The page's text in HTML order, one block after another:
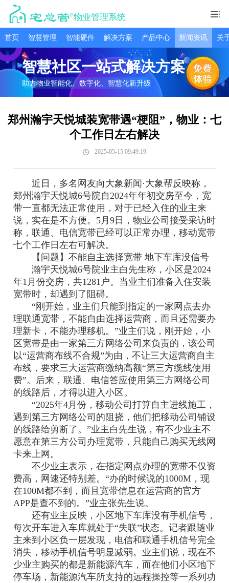
物业管理系统
首页 智慧管理 智能硬件 解决方案 产品中心 新闻资讯 关
智慧社区一站式解决方案
助力物业智能化、数字化、智慧化新升级
郑州瀚宇天悦城装宽带遇“梗阻”，物业：七
个工作日左右解决
2025-05-15 09:49:19
近日，多名网友向大象新闻·大象帮反映称，
郑州瀚宇天悦城6号院自2024年年初交房至今，宽
带一直都无法正常使用，对于已经入住的业主来
说，实在是不方便。5月9日，物业公司接受采访时
称，联通、电信宽带已经可以正常办理，移动宽带
七个工作日左右可解决。
【问题】不能自主选择宽带 地下车库没信号
瀚宇天悦城6号院业主白先生称，小区是2024
年1月份交房，共1281户。当业主们准备入住安装
宽带时，却遇到了阻碍。
“刚开始，业主们只能到指定的一家网点去办
理联通宽带，不能自由选择运营商，而且还需要办
理新卡，不能办理移机。”业主们说，刚开始，小
区宽带是由一家第三方网络公司来负责的，该公司
以“运营商布线不合规”为由，不让三大运营商自主
布线，要求三大运营商缴纳高额“第三方缆线使用
费”。后来，联通、电信答应使用第三方网络公司
的线路后，才得以进入小区。
“2025年4月份，移动公司打算自主进线施工，
遇到第三方网络公司的阻挠，他们把移动公司铺设
的线路给剪断了。”业主白先生说，有不少业主不
愿意在第三方公司办理宽带，只能自己购买无线网
卡来上网。
不少业主表示，在指定网点办理的宽带不仅资
费高，网速还特别差。“办的时候说的1000M，现
在100M都不到，而且宽带信息在运营商的官方
APP是查不到的。”业主张先生说。
还有业主反映，小区地下车库没有手机信号，
每次开车进入车库就处于“失联”状态。记者跟随业
主来到小区负一层发现，电信和联通手机信号完全
消失，移动手机信号明显减弱。业主们说，现在不
少业主购买的都是新能源汽车，而在他们小区地下
停车场，新能源汽车所支持的远程操控等一系列功